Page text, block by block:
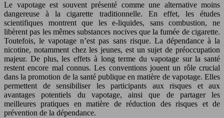
Le vapotage est souvent présenté comme une alternative moins
dangereuse à la cigarette traditionnelle. En effet, les études
scientifiques montrent que les e-liquides, sans combustion, ne
libèrent pas les mêmes substances nocives que la fumée de cigarette.
Toutefois, le vapotage n’est pas sans risque. La dépendance à la
nicotine, notamment chez les jeunes, est un sujet de préoccupation
majeur. De plus, les effets à long terme du vapotage sur la santé
restent encore mal connus. Les conventions jouent un rôle crucial
dans la promotion de la santé publique en matière de vapotage. Elles
permettent de sensibiliser les participants aux risques et aux
avantages potentiels du vapotage, ainsi que de partager les
meilleures pratiques en matière de réduction des risques et de
prévention de la dépendance.